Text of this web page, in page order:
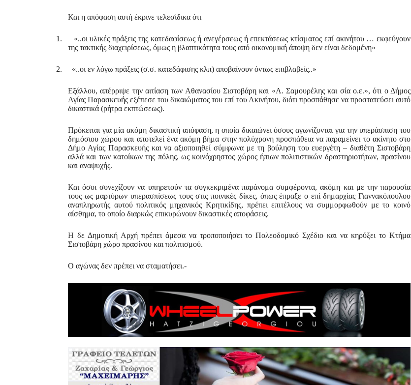
Και η απόφαση αυτή έκρινε τελεσίδικα ότι
1. «..οι υλικές πράξεις της κατεδαφίσεως ή ανεγέρσεως ή επεκτάσεως κτίσματος επί ακινήτου … εκφεύγουν
της τακτικής διαχειρίσεως, όμως η βλαπτικότητα τους από οικονομική άποψη δεν είναι δεδομένη»
2. «..οι εν λόγω πράξεις (σ.σ. κατεδάφισης κλπ) αποβαίνουν όντως επιβλαβείς..»
Εξάλλου, απέρριψε την αιτίαση των Αθανασίου Σιστοβάρη και «Λ. Σαμουρέλης και σία ο.ε.», ότι ο Δήμος
Αγίας Παρασκευής εξέπεσε του δικαιώματος του επί του Ακινήτου, διότι προσπάθησε να προστατεύσει αυτό
δικαστικά (ρήτρα εκπτώσεως).
Πρόκειται για μία ακόμη δικαστική απόφαση, η οποία δικαιώνει όσους αγωνίζονται για την υπεράσπιση του
δημόσιου χώρου και αποτελεί ένα ακόμη βήμα στην πολύχρονη προσπάθεια να παραμείνει το ακίνητο στο
Δήμο Αγίας Παρασκευής και να αξιοποιηθεί σύμφωνα με τη βούληση του ευεργέτη – διαθέτη Σιστοβάρη
αλλά και των κατοίκων της πόλης, ως κοινόχρηστος χώρος ήπιων πολιτιστικών δραστηριοτήτων, πρασίνου
και αναψυχής.
Και όσοι συνεχίζουν να υπηρετούν τα συγκεκριμένα παράνομα συμφέροντα, ακόμη και με την παρουσία
τους ως μαρτύρων υπερασπίσεως τους στις ποινικές δίκες, όπως έπραξε ο επί δημαρχίας Γιαννακόπουλου
αναπληρωτής αυτού πολιτικός μηχανικός Κρητικίδης, πρέπει επιτέλους να συμμορφωθούν με το κοινό
αίσθημα, το οποίο διαρκώς επικυρώνουν δικαστικές αποφάσεις.
Η δε Δημοτική Αρχή πρέπει άμεσα να τροποποιήσει το Πολεοδομικό Σχέδιο και να κηρύξει το Κτήμα
Σιστοβάρη χώρο πρασίνου και πολιτισμού.
Ο αγώνας δεν πρέπει να σταματήσει.-